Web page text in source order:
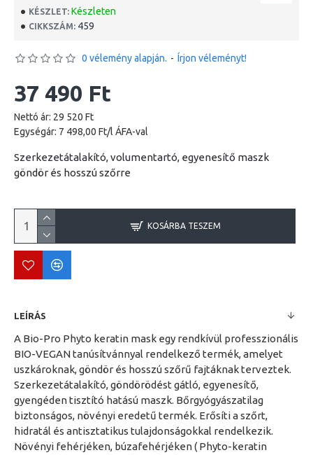
KÉSZLET: Készleten
CIKKSZÁM: 459
0 vélemény alapján. - Írjon véleményt!
37 490 Ft
Nettó ár: 29 520 Ft
Egységár: 7 498,00 Ft/l ÁFA-val
Szerkezetátalakító, volumentartó, egyenesítő maszk
göndör és hosszú szőrre
KOSÁRBA TESZEM
LEÍRÁS
A Bio-Pro Phyto keratin mask egy rendkívül professzionális
BIO-VEGAN tanúsítvánnyal rendelkező termék, amelyet
uszkároknak, göndör és hosszú szőrű fajtáknak terveztek.
Szerkezetátalakító, göndörödést gátló, egyenesítő,
gyengéden tisztító hatású maszk. Bőrgyógyászatilag
biztonságos, növényi eredetű termék. Erősíti a szőrt,
hidratál és antisztatikus tulajdonságokkal rendelkezik.
Növényi fehérjéken, búzafehérjéken ( Phyto-keratin